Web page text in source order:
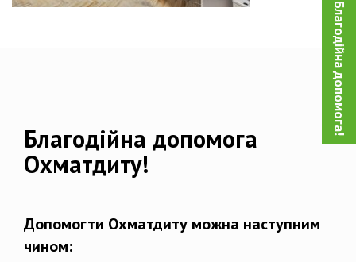
Благодійна допомога!
Благодійна допомога
Охматдиту!
Допомогти Охматдиту можна наступним
чином: